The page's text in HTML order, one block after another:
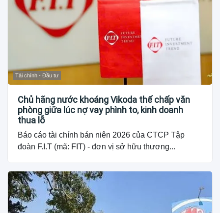
Tài chính - Đầu tư
Chủ hãng nước khoáng Vikoda thế chấp văn
phòng giữa lúc nợ vay phình to, kinh doanh
thua lỗ
Báo cáo tài chính bán niên 2026 của CTCP Tập
đoàn F.I.T (mã: FIT) - đơn vị sở hữu thương...